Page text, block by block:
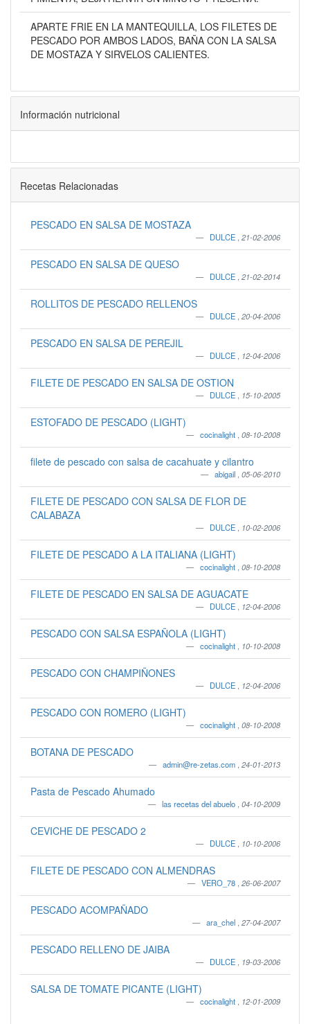
APARTE FRIE EN LA MANTEQUILLA, LOS FILETES DE
PESCADO POR AMBOS LADOS, BAÑA CON LA SALSA
DE MOSTAZA Y SIRVELOS CALIENTES.
Información nutricional
Recetas Relacionadas
PESCADO EN SALSA DE MOSTAZA
DULCE 21-02-2006
PESCADO EN SALSA DE QUESO
DULCE 21-02-2014
ROLLITOS DE PESCADO RELLENOS
DULCE 20-04-2006
PESCADO EN SALSA DE PEREJIL
DULCE 12-04-2006
FILETE DE PESCADO EN SALSA DE OSTION
DULCE 15-10-2005
ESTOFADO DE PESCADO (LIGHT)
cocinalight 08-10-2008
filete de pescado con salsa de cacahuate y cilantro
abigail 05-06-2010
FILETE DE PESCADO CON SALSA DE FLOR DE
CALABAZA
DULCE 10-02-2006
FILETE DE PESCADO A LA ITALIANA (LIGHT)
cocinalight 08-10-2008
FILETE DE PESCADO EN SALSA DE AGUACATE
DULCE 12-04-2006
PESCADO CON SALSA ESPAÑOLA (LIGHT)
cocinalight 10-10-2008
PESCADO CON CHAMPIÑONES
DULCE 12-04-2006
PESCADO CON ROMERO (LIGHT)
cocinalight 08-10-2008
BOTANA DE PESCADO
admin@re-zetas.com 24-01-2013
Pasta de Pescado Ahumado
las recetas del abuelo 04-10-2009
CEVICHE DE PESCADO 2
DULCE 10-10-2006
FILETE DE PESCADO CON ALMENDRAS
VERO_78 26-06-2007
PESCADO ACOMPAÑADO
ara_chel 27-04-2007
PESCADO RELLENO DE JAIBA
DULCE 19-03-2006
SALSA DE TOMATE PICANTE (LIGHT)
cocinalight 12-01-2009